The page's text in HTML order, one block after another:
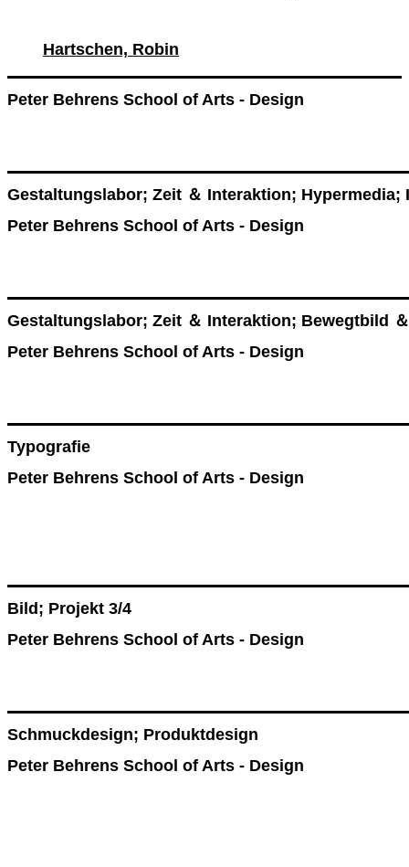
Hartschen, Robin
Peter Behrens School of Arts - Design
Gestaltungslabor; Zeit ＆ Interaktion; Hypermedia;
Peter Behrens School of Arts - Design
Gestaltungslabor; Zeit ＆ Interaktion; Bewegtbild
Peter Behrens School of Arts - Design
Typografie
Peter Behrens School of Arts - Design
Bild; Projekt 3/4
Peter Behrens School of Arts - Design
Schmuckdesign; Produktdesign
Peter Behrens School of Arts - Design